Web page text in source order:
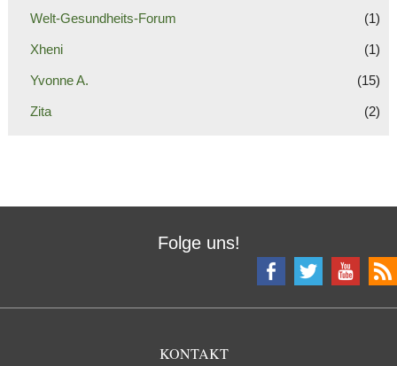
Welt-Gesundheits-Forum (1)
Xheni (1)
Yvonne A. (15)
Zita (2)
Folge uns!
KONTAKT